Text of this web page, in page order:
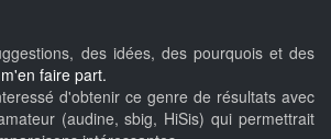
des idées, des pourquois et des
faire part.
d'obtenir ce genre de résultats avec
(audine, sbig, HiSis) qui permettrait